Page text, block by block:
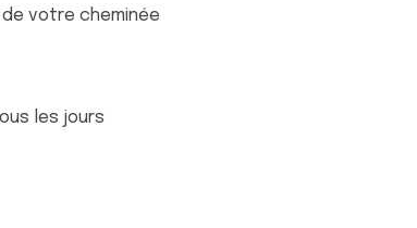
votre cheminée
les jours